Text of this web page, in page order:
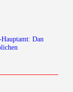
Dan